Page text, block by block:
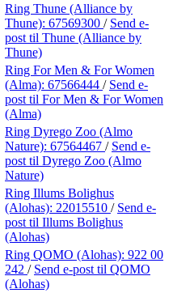
Ring Thune (Alliance by
Thune): 67569300 / Send e-
post til Thune (Alliance by
Thune)
Ring For Men & For Women
(Alma): 67566444 / Send e-
post til For Men & For Women
(Alma)
Ring Dyrego Zoo (Almo
Nature): 67564467 / Send e-
post til Dyrego Zoo (Almo
Nature)
Ring Illums Bolighus
(Alohas): 22015510 / Send e-
post til Illums Bolighus
(Alohas)
Ring QOMO (Alohas): 922 00
242 / Send e-post til QOMO
(Alohas)